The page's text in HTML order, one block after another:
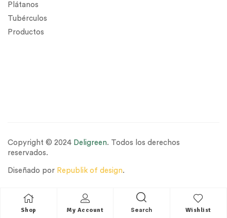
Shop My Account Search Wishlist
Plátanos
Tubérculos
Productos
Copyright © 2024 Deligreen. Todos los derechos
reservados.
Diseñado por Republik of design.